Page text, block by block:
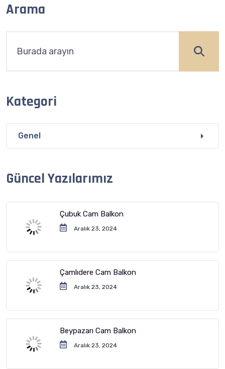
Arama
Kategori
Genel
Güncel Yazılarımız
Çubuk Cam Balkon
Aralık 23, 2024
Çamlıdere Cam Balkon
Aralık 23, 2024
Beypazarı Cam Balkon
Aralık 23, 2024